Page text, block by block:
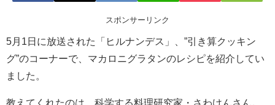
スポンサーリンク
5月1日に放送された「ヒルナンデス」、”引き算クッキン
グ”のコーナーで、マカロニグラタンのレシピを紹介してい
ました。
教えてくれたのは、科学する料理研究家・さわけんさん。